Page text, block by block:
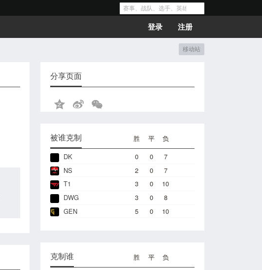
登录 注册
移动站
分享页面
被谁克制 胜 平
负
DK
0 0
7
NS
2 0
7
T1
3 0
10
DWG
3 0
8
GEN
5 0 10
克制谁 胜 平
负